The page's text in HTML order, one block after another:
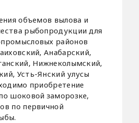
объемов вылова и
рыбопродукции для
районов
Анабарский,
Нижнеколымский,
Усть-Янский улусы
приобретение
шоковой заморозке,
по первичной